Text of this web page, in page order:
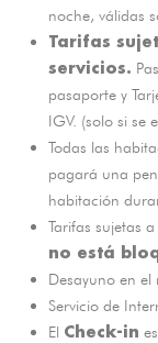
noche, válidas
Tarifas
servicios.
pasaporte y
IGV. (solo si se
Todas las
pagará una
habitación
Tarifas sujetas
no está
Desayuno en el
Servicio de
El Check-in